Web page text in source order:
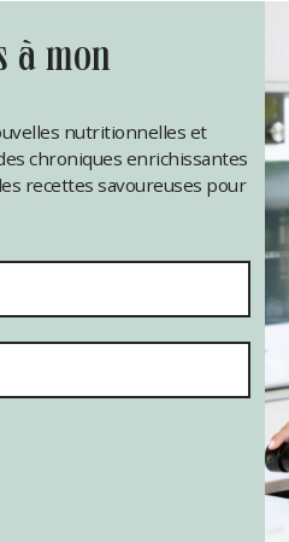
nutritionnelles et
chroniques enrichissantes
recettes savoureuses pour